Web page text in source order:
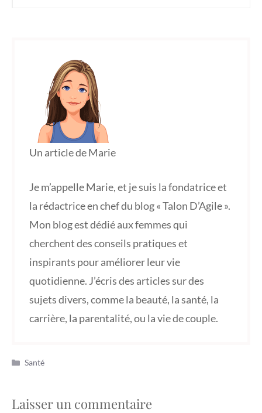
Un article de Marie
Je m’appelle Marie, et je suis la fondatrice et
la rédactrice en chef du blog « Talon D’Agile ».
Mon blog est dédié aux femmes qui
cherchent des conseils pratiques et
inspirants pour améliorer leur vie
quotidienne. J’écris des articles sur des
sujets divers, comme la beauté, la santé, la
carrière, la parentalité, ou la vie de couple.
Catégories
Santé
Laisser un commentaire